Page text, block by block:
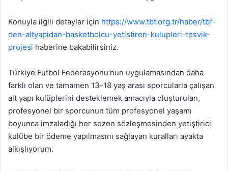
Konuyla ilgili detaylar için https://www.tbf.org.tr/haber/tbf-
den-altyapidan-basketbolcu-yetistiren-kulupleri-tesvik-
projesi haberine bakabilirsiniz.
Türkiye Futbol Federasyonu’nun uygulamasından daha
farklı olan ve tamamen 13-18 yaş arası sporcularla çalışan
alt yapı kulüplerini desteklemek amacıyla oluşturulan,
profesyonel bir sporcunun tüm profesyonel yaşamı
boyunca imzaladığı her sezon sözleşmesinden yetiştirici
kulübe bir ödeme yapılmasını sağlayan kuralları ayakta
alkışlıyorum.